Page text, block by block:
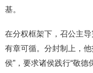
基。
在分权框架下，召公主
有章可循。分封制上，
侯”，要求诸侯践行“敬德